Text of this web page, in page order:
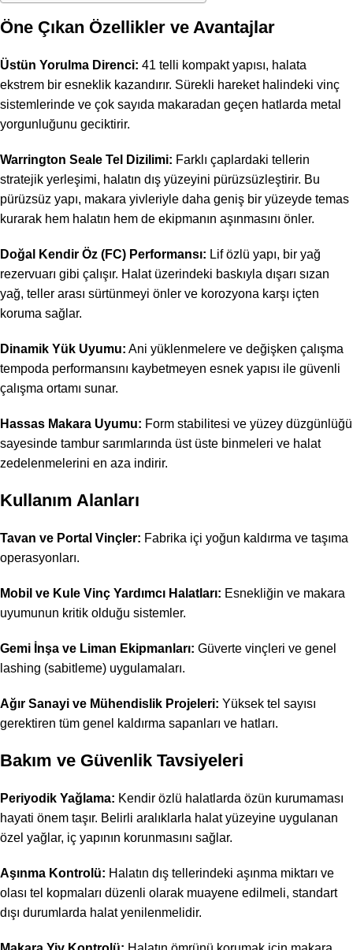
Öne Çıkan Özellikler ve Avantajlar
Üstün Yorulma Direnci: 41 telli kompakt yapısı, halata
ekstrem bir esneklik kazandırır. Sürekli hareket halindeki vinç
sistemlerinde ve çok sayıda makaradan geçen hatlarda metal
yorgunluğunu geciktirir.
Warrington Seale Tel Dizilimi: Farklı çaplardaki tellerin
stratejik yerleşimi, halatın dış yüzeyini pürüzsüzleştirir. Bu
pürüzsüz yapı, makara yivleriyle daha geniş bir yüzeyde temas
kurarak hem halatın hem de ekipmanın aşınmasını önler.
Doğal Kendir Öz (FC) Performansı: Lif özlü yapı, bir yağ
rezervuarı gibi çalışır. Halat üzerindeki baskıyla dışarı sızan
yağ, teller arası sürtünmeyi önler ve korozyona karşı içten
koruma sağlar.
Dinamik Yük Uyumu: Ani yüklenmelere ve değişken çalışma
tempoda performansını kaybetmeyen esnek yapısı ile güvenli
çalışma ortamı sunar.
Hassas Makara Uyumu: Form stabilitesi ve yüzey düzgünlüğü
sayesinde tambur sarımlarında üst üste binmeleri ve halat
zedelenmelerini en aza indirir.
Kullanım Alanları
Tavan ve Portal Vinçler: Fabrika içi yoğun kaldırma ve taşıma
operasyonları.
Mobil ve Kule Vinç Yardımcı Halatları: Esnekliğin ve makara
uyumunun kritik olduğu sistemler.
Gemi İnşa ve Liman Ekipmanları: Güverte vinçleri ve genel
lashing (sabitleme) uygulamaları.
Ağır Sanayi ve Mühendislik Projeleri: Yüksek tel sayısı
gerektiren tüm genel kaldırma sapanları ve hatları.
Bakım ve Güvenlik Tavsiyeleri
Periyodik Yağlama: Kendir özlü halatlarda özün kurumaması
hayati önem taşır. Belirli aralıklarla halat yüzeyine uygulanan
özel yağlar, iç yapının korunmasını sağlar.
Aşınma Kontrolü: Halatın dış tellerindeki aşınma miktarı ve
olası tel kopmaları düzenli olarak muayene edilmeli, standart
dışı durumlarda halat yenilenmelidir.